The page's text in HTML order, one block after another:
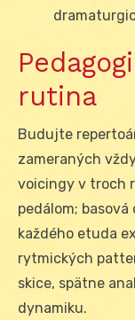
rutina
Budujte
zameraných
voicingy v troch
pedálom;
každého etuda
rytmických
skice, spätne
dynamiku.